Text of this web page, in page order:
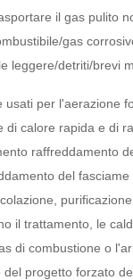
il gas pulito
gas
leggere/detriti/brevi
usati per l'aerazione
di calore rapida e di
raffreddamento
del
il trattamento, le
di combustione o
progetto forzato